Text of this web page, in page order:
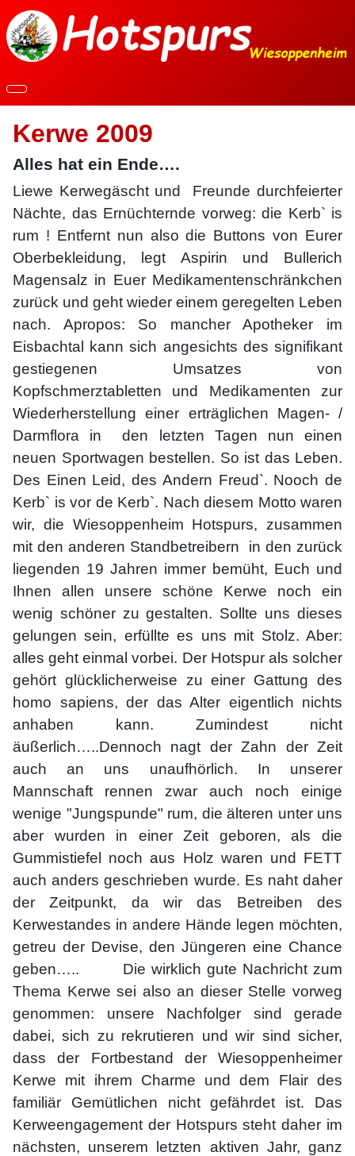
Kerwe 2009
Alles hat ein Ende….
Liewe Kerwegäscht und Freunde durchfeierter
Nächte, das Ernüchternde vorweg: die Kerb` is
rum ! Entfernt nun also die Buttons von Eurer
Oberbekleidung, legt Aspirin und Bullerich
Magensalz in Euer Medikamentenschränkchen
zurück und geht wieder einem geregelten Leben
nach. Apropos: So mancher Apotheker im
Eisbachtal kann sich angesichts des signifikant
gestiegenen Umsatzes von
Kopfschmerztabletten und Medikamenten zur
Wiederherstellung einer erträglichen Magen- /
Darmflora in den letzten Tagen nun einen
neuen Sportwagen bestellen. So ist das Leben.
Des Einen Leid, des Andern Freud`. Nooch de
Kerb` is vor de Kerb`. Nach diesem Motto waren
wir, die Wiesoppenheim Hotspurs, zusammen
mit den anderen Standbetreibern in den zurück
liegenden 19 Jahren immer bemüht, Euch und
Ihnen allen unsere schöne Kerwe noch ein
wenig schöner zu gestalten. Sollte uns dieses
gelungen sein, erfüllte es uns mit Stolz. Aber:
alles geht einmal vorbei. Der Hotspur als solcher
gehört glücklicherweise zu einer Gattung des
homo sapiens, der das Alter eigentlich nichts
anhaben kann. Zumindest nicht
äußerlich…..Dennoch nagt der Zahn der Zeit
auch an uns unaufhörlich. In unserer
Mannschaft rennen zwar auch noch einige
wenige "Jungspunde" rum, die älteren unter uns
aber wurden in einer Zeit geboren, als die
Gummistiefel noch aus Holz waren und FETT
auch anders geschrieben wurde. Es naht daher
der Zeitpunkt, da wir das Betreiben des
Kerwestandes in andere Hände legen möchten,
getreu der Devise, den Jüngeren eine Chance
geben….. Die wirklich gute Nachricht zum
Thema Kerwe sei also an dieser Stelle vorweg
genommen: unsere Nachfolger sind gerade
dabei, sich zu rekrutieren und wir sind sicher,
dass der Fortbestand der Wiesoppenheimer
Kerwe mit ihrem Charme und dem Flair des
familiär Gemütlichen nicht gefährdet ist. Das
Kerweengagement der Hotspurs steht daher im
nächsten, unserem letzten aktiven Jahr, ganz